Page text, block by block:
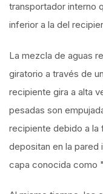
transportador interno
inferior a la del
La mezcla de aguas
giratorio a través de
recipiente gira a alta
pesadas son
recipiente debido a la
depositan en la pared
capa conocida como